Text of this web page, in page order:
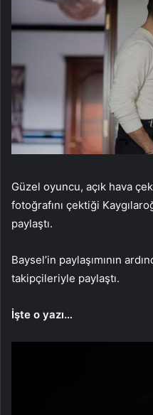
Güzel oyuncu, açık hava
fotoğrafını çektiği
paylaştı.
Baysel’in paylaşımının
takipçileriyle paylaştı.
İşte o yazı…